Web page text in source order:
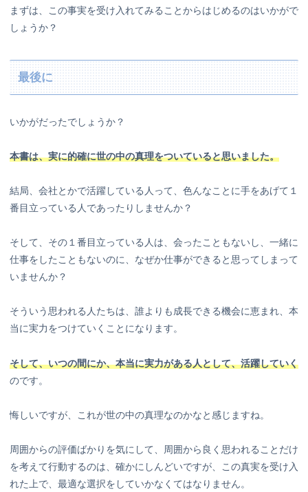
まずは、この事実を受け入れてみることからはじめるのはいかがで
しょうか？
最後に
いかがだったでしょうか？
本書は、実に的確に世の中の真理をついていると思いました。
結局、会社とかで活躍している人って、色んなことに手をあげて１
番目立っている人であったりしませんか？
そして、その１番目立っている人は、会ったこともないし、一緒に
仕事をしたこともないのに、なぜか仕事ができると思ってしまって
いませんか？
そういう思われる人たちは、誰よりも成長できる機会に恵まれ、本
当に実力をつけていくことになります。
そして、いつの間にか、本当に実力がある人として、活躍していく
のです。
悔しいですが、これが世の中の真理なのかなと感じますね。
周囲からの評価ばかりを気にして、周囲から良く思われることだけ
を考えて行動するのは、確かにしんどいですが、この真実を受け入
れた上で、最適な選択をしていかなくてはなりません。